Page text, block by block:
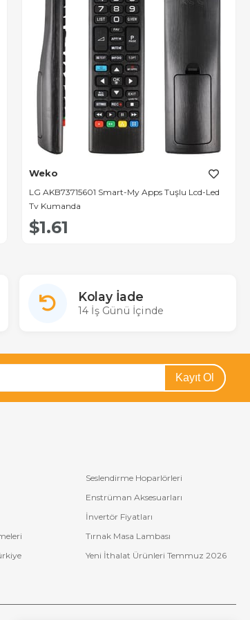
Weko
LG AKB73715601 Smart-My Apps Tuşlu Lcd-Led
Tv Kumanda
$1.61
Kolay İade
14 İş Günü İçinde
Kayıt Ol
Seslendirme Hoparlörleri
Enstrüman Aksesuarları
İnvertör Fiyatları
Tırnak Masa Lambası
Yeni İthalat Ürünleri Temmuz 2026